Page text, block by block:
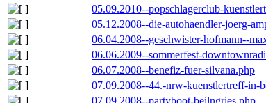
05.09.2010--popschlagerclub-
05.12.2008--die-autohaendler-joerg-
06.04.2008--geschwister-hofmann--
06.06.2009--sommerfest-
06.07.2008--benefiz-fuer-silvana.php
07.09.2008--44.-nrw-kuenstlertreff-in-
07.09.2008--partyboot-beilngries.php